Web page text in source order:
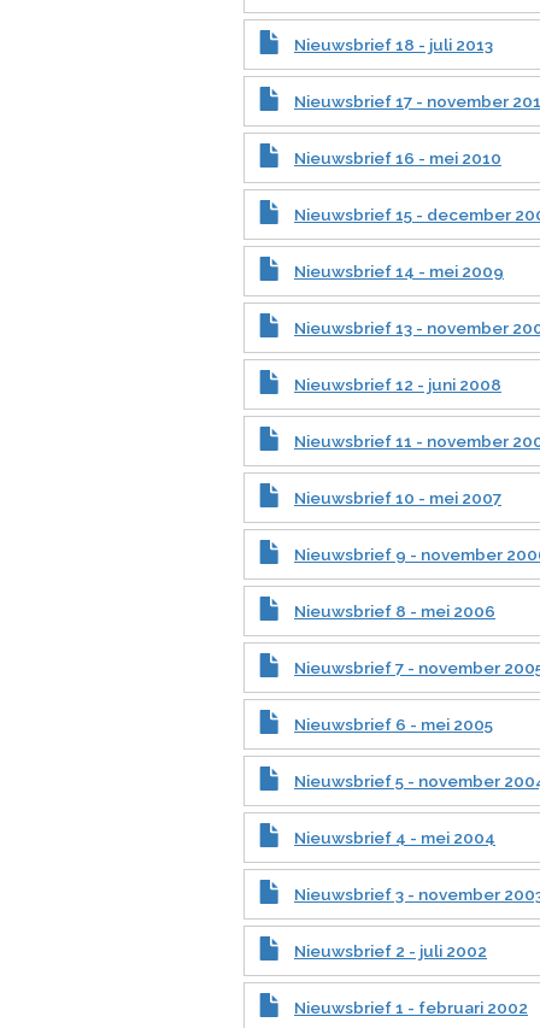
Nieuwsbrief 18 - juli 2013
Nieuwsbrief 17 - november
Nieuwsbrief 16 - mei 2010
Nieuwsbrief 15 - december
Nieuwsbrief 14 - mei 2009
Nieuwsbrief 13 - november
Nieuwsbrief 12 - juni 2008
Nieuwsbrief 11 - november
Nieuwsbrief 10 - mei 2007
Nieuwsbrief 9 - november
Nieuwsbrief 8 - mei 2006
Nieuwsbrief 7 - november
Nieuwsbrief 6 - mei 2005
Nieuwsbrief 5 - november
Nieuwsbrief 4 - mei 2004
Nieuwsbrief 3 - november
Nieuwsbrief 2 - juli 2002
Nieuwsbrief 1 - februari 2002